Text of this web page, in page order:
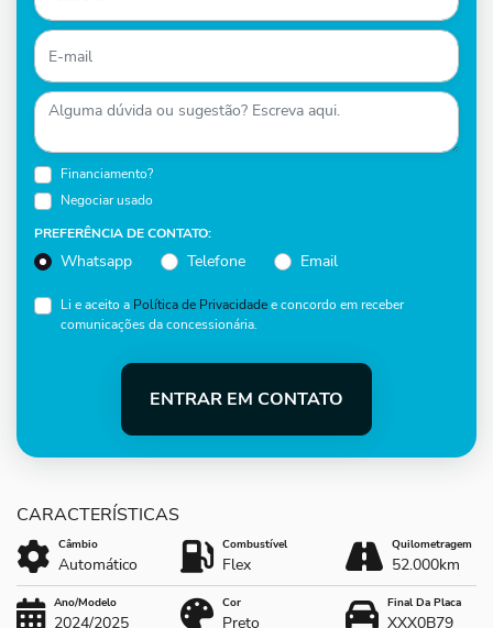
Financiamento?
Negociar usado
PREFERÊNCIA DE CONTATO:
Whatsapp Telefone Email
Li e aceito a Política de Privacidadee concordo em receber
comunicações da concessionária.
ENTRAR EM CONTATO
Câmbio
Automático
Combustível
Flex
Quilometragem
52.000km
Ano/Modelo
2024/2025
Cor
Preto
Final Da Placa
XXX0B79